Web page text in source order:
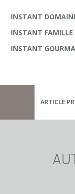
INSTANT
INSTANT FAMILLE
INSTANT
ARTICLE